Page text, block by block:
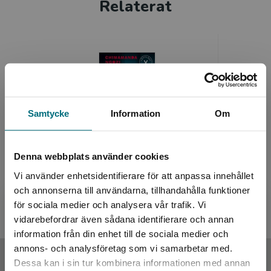
Samtycke Information Om
Denna webbplats använder cookies
Vi använder enhetsidentifierare för att anpassa innehållet
och annonserna till användarna, tillhandahålla funktioner
för sociala medier och analysera vår trafik. Vi
vidarebefordrar även sådana identifierare och annan
information från din enhet till de sociala medier och
annons- och analysföretag som vi samarbetar med.
Dessa kan i sin tur kombinera informationen med annan
Begränsad fraktregion
Relaterat
Americanah (lättläst)
192 krinkl. moms
Exkl. moms: 181 kr
Upphovspersoner